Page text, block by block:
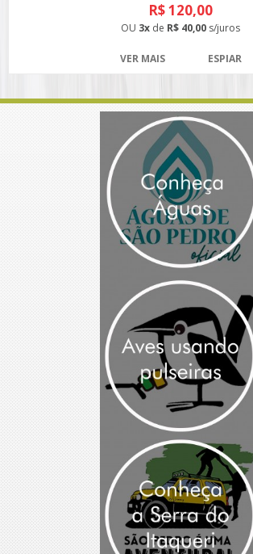
R$ 120,00
OU 3x de R$ 40,00 s/juros
VER MAIS ESPIAR